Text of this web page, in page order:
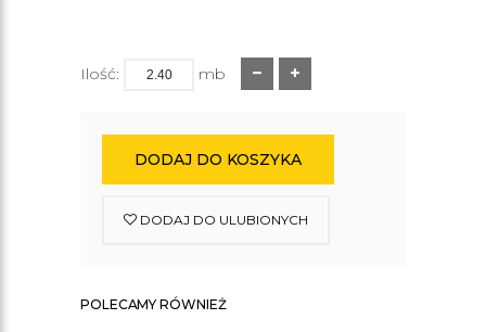
Ilość: mb
DODAJ DO KOSZYKA
DODAJ DO ULUBIONYCH
POLECAMY RÓWNIEŻ